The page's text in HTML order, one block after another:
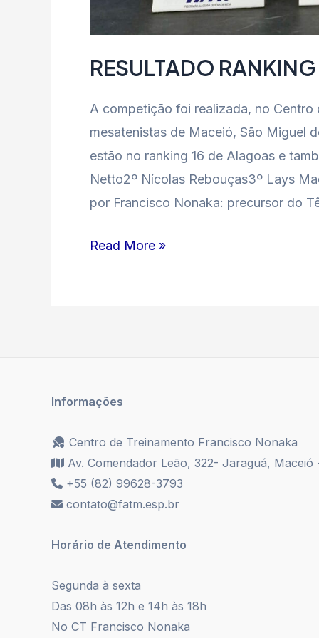
RESULTADO RANKING
A competição foi realizada, no
mesatenistas de Maceió, São Miguel
estão no ranking 16 de Alagoas e
Netto2º Nícolas Rebouças3º Lays
por Francisco Nonaka: precursor do
Read More »
Informações
Centro de Treinamento Francisco Nonaka
Av. Comendador Leão, 322- Jaraguá, Maceió
+55 (82) 99628-3793
contato@fatm.esp.br
Horário de Atendimento
Segunda à sexta
Das 08h às 12h e 14h às 18h
No CT Francisco Nonaka